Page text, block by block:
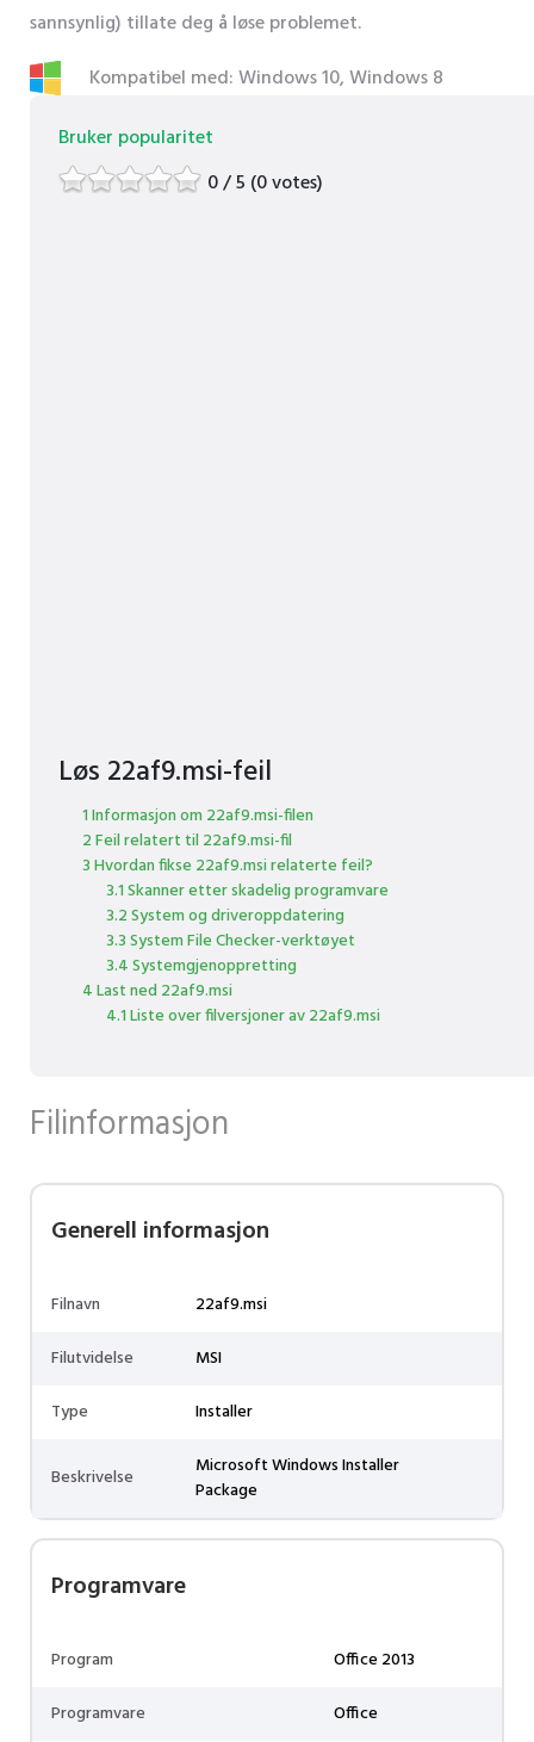
sannsynlig) tillate deg å løse problemet.
Kompatibel med: Windows 10, Windows 8
Bruker popularitet
0 / 5 (0 votes)
Løs 22af9.msi-feil
1 Informasjon om 22af9.msi-filen
2 Feil relatert til 22af9.msi-fil
3 Hvordan fikse 22af9.msi relaterte feil?
3.1 Skanner etter skadelig programvare
3.2 System og driveroppdatering
3.3 System File Checker-verktøyet
3.4 Systemgjenoppretting
4 Last ned 22af9.msi
4.1 Liste over filversjoner av 22af9.msi
Filinformasjon
Generell informasjon
Filnavn
22af9.msi
Filutvidelse
MSI
Type
Installer
Beskrivelse
Microsoft Windows Installer
Package
Programvare
Program
Office 2013
Programvare
Office